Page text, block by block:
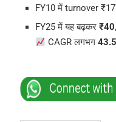
FY10 में turnover
FY25 में यह बढ़कर
CAGR लगभग